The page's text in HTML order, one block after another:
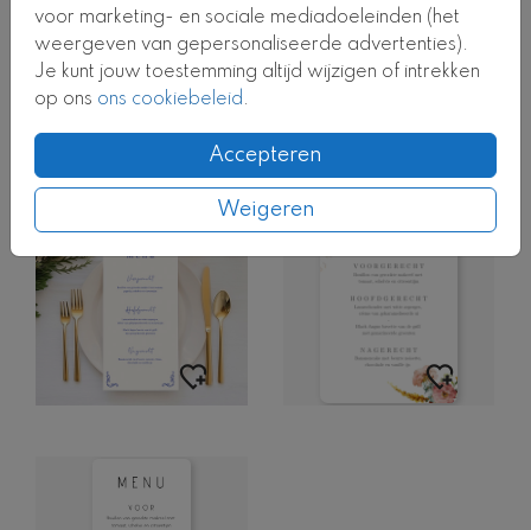
voor marketing- en sociale mediadoeleinden (het
weergeven van gepersonaliseerde advertenties).
Je kunt jouw toestemming altijd wijzigen of intrekken
op ons ons cookiebeleid.
Accepteren
Weigeren